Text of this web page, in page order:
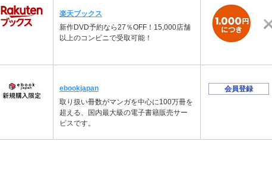
楽天ブックス
新作DVD予約なら27％OFF！15,000店舗
以上のコンビニで受取可能！
ebookjapan
取り扱い冊数がマンガを中心に100万冊を
超える、国内最大級の電子書籍販売サー
ビスです。
会員登録